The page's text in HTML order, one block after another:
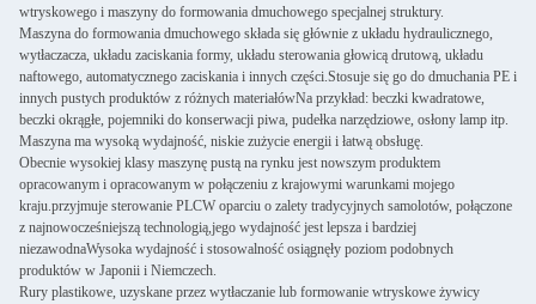
wtryskowego i maszyny do formowania dmuchowego specjalnej struktury.
Maszyna do formowania dmuchowego składa się głównie z układu hydraulicznego,
wytłaczacza, układu zaciskania formy, układu sterowania głowicą drutową, układu
naftowego, automatycznego zaciskania i innych części.Stosuje się go do dmuchania PE i
innych pustych produktów z różnych materiałówNa przykład: beczki kwadratowe,
beczki okrągłe, pojemniki do konserwacji piwa, pudełka narzędziowe, osłony lamp itp.
Maszyna ma wysoką wydajność, niskie zużycie energii i łatwą obsługę.
Obecnie wysokiej klasy maszynę pustą na rynku jest nowszym produktem
opracowanym i opracowanym w połączeniu z krajowymi warunkami mojego
kraju.przyjmuje sterowanie PLCW oparciu o zalety tradycyjnych samolotów, połączone
z najnowocześniejszą technologią,jego wydajność jest lepsza i bardziej
niezawodnaWysoka wydajność i stosowalność osiągnęły poziom podobnych
produktów w Japonii i Niemczech.
Rury plastikowe, uzyskane przez wytłaczanie lub formowanie wtryskowe żywicy